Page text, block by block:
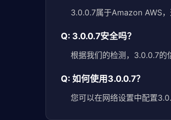
3.0.0.7属于Amazon AWS，
Q: 3.0.0.7安全吗？
根据我们的检测，3.0.0.7的
Q: 如何使用3.0.0.7？
您可以在网络设置中配置